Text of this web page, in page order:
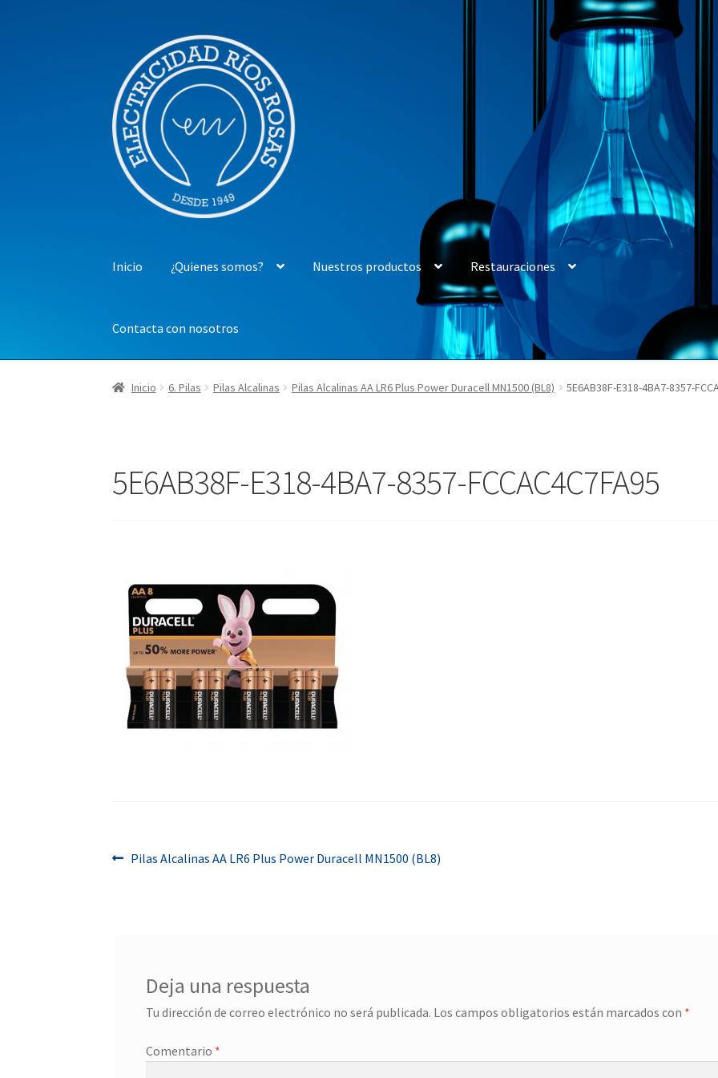
la
navegación
contenido
Inicio ¿Quienes somos? Nuestros productos Restauraciones
Contacta con nosotros
Inicio 6. Pilas Pilas Alcalinas Pilas Alcalinas AA LR6 Plus Power Duracell MN1500 (BL8) 5E6AB38F-E318-4BA7-8357-
5E6AB38F-E318-4BA7-8357-FCCAC4C7FA95
Navegación
Anterior:
Pilas Alcalinas AA LR6 Plus Power Duracell MN1500 (BL8)
Deja una respuesta
Tu dirección de correo electrónico no será publicada. Los campos obligatorios están marcados con *
Comentario *